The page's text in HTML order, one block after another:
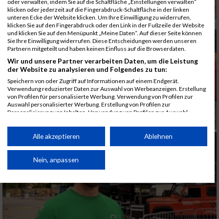
oder verwalten, indem Sie auf die Schaltfläche „Einstellungen verwalten“
klicken oder jederzeit auf die Fingerabdruck-Schaltfläche in der linken
unteren Ecke der Website klicken. Um Ihre Einwilligung zu widerrufen,
klicken Sie auf den Fingerabdruck oder den Link in der Fußzeile der Website
und klicken Sie auf den Menüpunkt „Meine Daten“. Auf dieser Seite können
Sie Ihre Einwilligung widerrufen. Diese Entscheidungen werden unseren
Partnern mitgeteilt und haben keinen Einfluss auf die Browserdaten.
Wir und unsere Partner verarbeiten Daten, um die Leistung
der Website zu analysieren und Folgendes zu tun:
Speichern von oder Zugriff auf Informationen auf einem Endgerät.
Verwendung reduzierter Daten zur Auswahl von Werbeanzeigen. Erstellung
von Profilen für personalisierte Werbung. Verwendung von Profilen zur
Auswahl personalisierter Werbung. Erstellung von Profilen zur
Personalisierung von Inhalten. Verwendung von Profilen zur Auswahl
Performance von Inhalten. Analyse von Zielgruppen durch Statistiken oder
Kombinationen von Daten aus verschiedenen Quellen. Entwicklung und
von Inhalten.
Daten können außerhalb der Europäischen Union weitergegeben und in die
Website/App.
Partnerliste anzeigen (1 IAB-Anbieter)
Alle akzeptieren Ablehnen
Nein, anpassen